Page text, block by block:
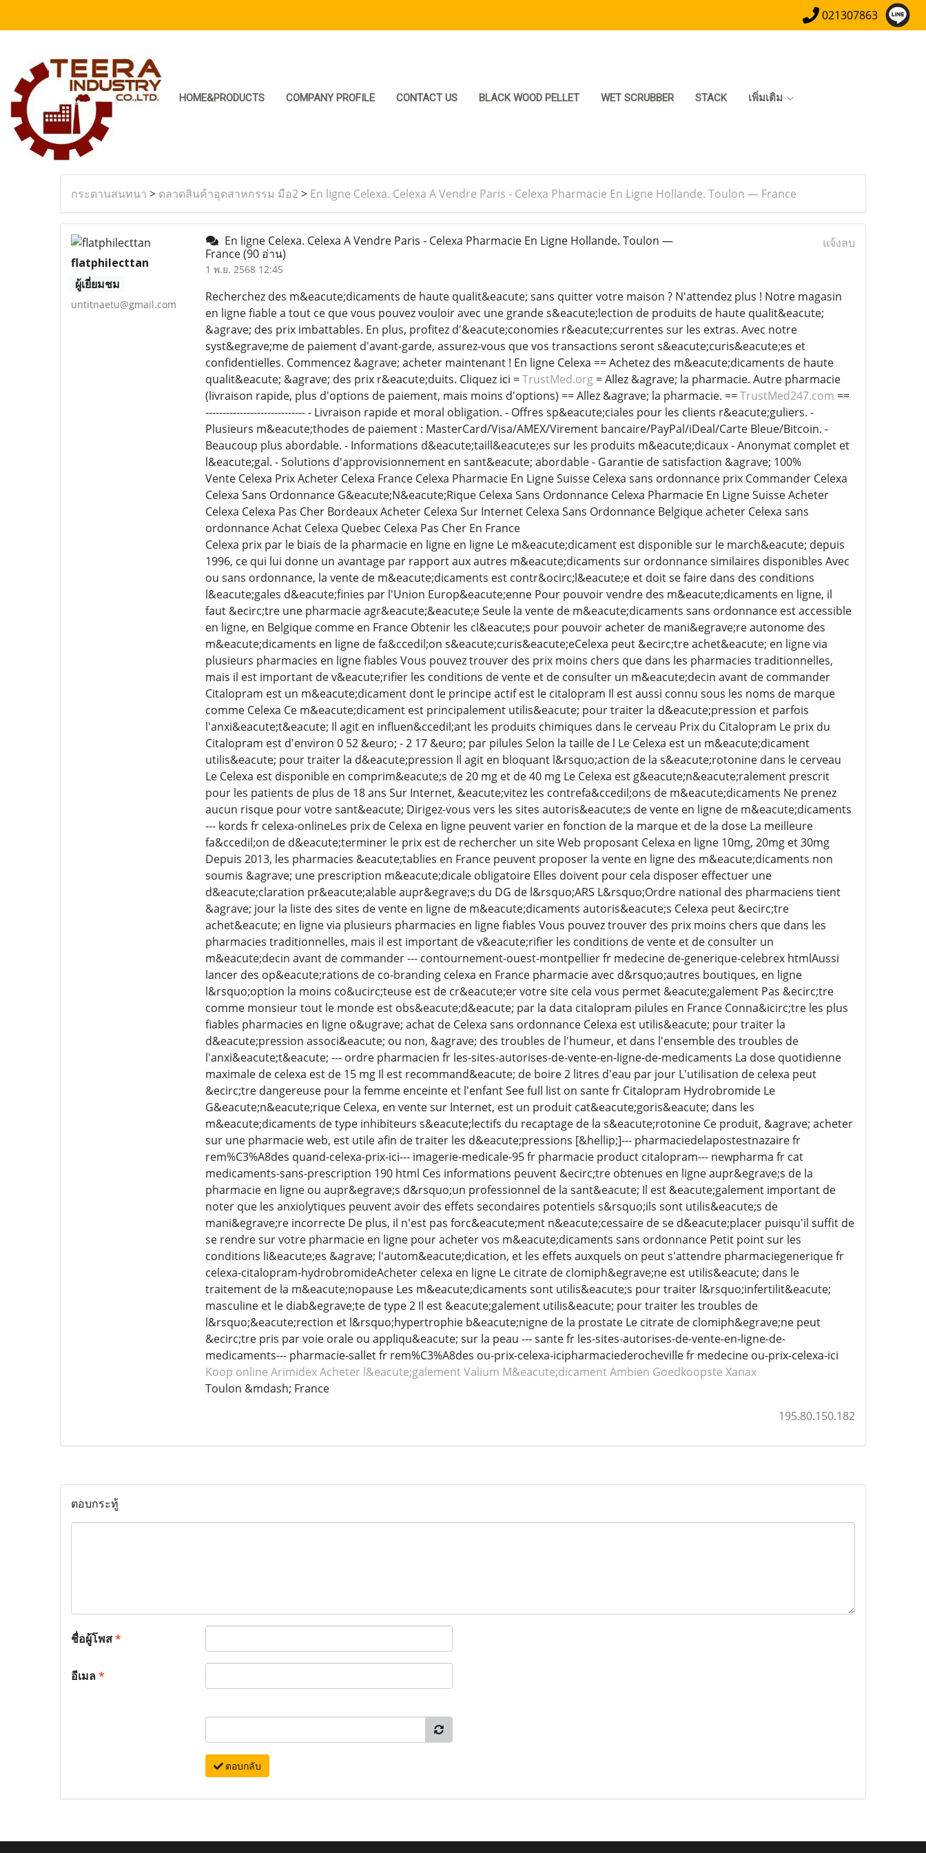
021307863
HOME&PRODUCTS COMPANY PROFILE CONTACT US BLACK WOOD PELLET WET SCRUBBER STACK เพิ่มเติม
กระดานสนทนา > ตลาดสินค้าอุตสาหกรรม มือ2> En ligne Celexa. Celexa A Vendre Paris - Celexa Pharmacie En Ligne Hollande. Toulon — France
flatphilecttan
ผู้เยี่ยมชม
untitnaetu@gmail.com
En ligne Celexa. Celexa A Vendre Paris - Celexa Pharmacie En Ligne Hollande. Toulon —
France(90 อ่าน)
1 พ.ย. 2568 12:45
แจ้งลบ
Recherchez des m&eacute;dicaments de haute qualit&eacute; sans quitter votre maison ? N'attendez plus ! Notre magasin
en ligne fiable a tout ce que vous pouvez vouloir avec une grande s&eacute;lection de produits de haute qualit&eacute;
&agrave; des prix imbattables. En plus, profitez d'&eacute;conomies r&eacute;currentes sur les extras. Avec notre
syst&egrave;me de paiement d'avant-garde, assurez-vous que vos transactions seront s&eacute;curis&eacute;es et
confidentielles. Commencez &agrave; acheter maintenant ! En ligne Celexa == Achetez des m&eacute;dicaments de haute
qualit&eacute; &agrave; des prix r&eacute;duits. Cliquez ici =TrustMed.org= Allez &agrave; la pharmacie. Autre pharmacie
(livraison rapide, plus d'options de paiement, mais moins d'options) == Allez &agrave; la pharmacie. ==TrustMed247.com ==
----------------------------- - Livraison rapide et moral obligation. - Offres sp&eacute;ciales pour les clients r&eacute;guliers. -
Plusieurs m&eacute;thodes de paiement : MasterCard/Visa/AMEX/Virement bancaire/PayPal/iDeal/Carte Bleue/Bitcoin. -
Beaucoup plus abordable. - Informations d&eacute;taill&eacute;es sur les produits m&eacute;dicaux - Anonymat complet et
l&eacute;gal. - Solutions d'approvisionnement en sant&eacute; abordable - Garantie de satisfaction &agrave; 100%
Vente Celexa Prix Acheter Celexa France Celexa Pharmacie En Ligne Suisse Celexa sans ordonnance prix Commander Celexa
Celexa Sans Ordonnance G&eacute;N&eacute;Rique Celexa Sans Ordonnance Celexa Pharmacie En Ligne Suisse Acheter
Celexa Celexa Pas Cher Bordeaux Acheter Celexa Sur Internet Celexa Sans Ordonnance Belgique acheter Celexa sans
ordonnance Achat Celexa Quebec Celexa Pas Cher En France
Celexa prix par le biais de la pharmacie en ligne en ligne Le m&eacute;dicament est disponible sur le march&eacute; depuis
1996, ce qui lui donne un avantage par rapport aux autres m&eacute;dicaments sur ordonnance similaires disponibles Avec
ou sans ordonnance, la vente de m&eacute;dicaments est contr&ocirc;l&eacute;e et doit se faire dans des conditions
l&eacute;gales d&eacute;finies par l'Union Europ&eacute;enne Pour pouvoir vendre des m&eacute;dicaments en ligne, il
faut &ecirc;tre une pharmacie agr&eacute;&eacute;e Seule la vente de m&eacute;dicaments sans ordonnance est accessible
en ligne, en Belgique comme en France Obtenir les cl&eacute;s pour pouvoir acheter de mani&egrave;re autonome des
m&eacute;dicaments en ligne de fa&ccedil;on s&eacute;curis&eacute;eCelexa peut &ecirc;tre achet&eacute; en ligne via
plusieurs pharmacies en ligne fiables Vous pouvez trouver des prix moins chers que dans les pharmacies traditionnelles,
mais il est important de v&eacute;rifier les conditions de vente et de consulter un m&eacute;decin avant de commander
Citalopram est un m&eacute;dicament dont le principe actif est le citalopram Il est aussi connu sous les noms de marque
comme Celexa Ce m&eacute;dicament est principalement utilis&eacute; pour traiter la d&eacute;pression et parfois
l'anxi&eacute;t&eacute; Il agit en influen&ccedil;ant les produits chimiques dans le cerveau Prix du Citalopram Le prix du
Citalopram est d'environ 0 52 &euro; - 2 17 &euro; par pilules Selon la taille de l Le Celexa est un m&eacute;dicament
utilis&eacute; pour traiter la d&eacute;pression Il agit en bloquant l&rsquo;action de la s&eacute;rotonine dans le cerveau
Le Celexa est disponible en comprim&eacute;s de 20 mg et de 40 mg Le Celexa est g&eacute;n&eacute;ralement prescrit
pour les patients de plus de 18 ans Sur Internet, &eacute;vitez les contrefa&ccedil;ons de m&eacute;dicaments Ne prenez
aucun risque pour votre sant&eacute; Dirigez-vous vers les sites autoris&eacute;s de vente en ligne de m&eacute;dicaments
--- kords fr celexa-onlineLes prix de Celexa en ligne peuvent varier en fonction de la marque et de la dose La meilleure
fa&ccedil;on de d&eacute;terminer le prix est de rechercher un site Web proposant Celexa en ligne 10mg, 20mg et 30mg
Depuis 2013, les pharmacies &eacute;tablies en France peuvent proposer la vente en ligne des m&eacute;dicaments non
soumis &agrave; une prescription m&eacute;dicale obligatoire Elles doivent pour cela disposer effectuer une
d&eacute;claration pr&eacute;alable aupr&egrave;s du DG de l&rsquo;ARS L&rsquo;Ordre national des pharmaciens tient
&agrave; jour la liste des sites de vente en ligne de m&eacute;dicaments autoris&eacute;s Celexa peut &ecirc;tre
achet&eacute; en ligne via plusieurs pharmacies en ligne fiables Vous pouvez trouver des prix moins chers que dans les
pharmacies traditionnelles, mais il est important de v&eacute;rifier les conditions de vente et de consulter un
m&eacute;decin avant de commander --- contournement-ouest-montpellier fr medecine de-generique-celebrex htmlAussi
lancer des op&eacute;rations de co-branding celexa en France pharmacie avec d&rsquo;autres boutiques, en ligne
l&rsquo;option la moins co&ucirc;teuse est de cr&eacute;er votre site cela vous permet &eacute;galement Pas &ecirc;tre
comme monsieur tout le monde est obs&eacute;d&eacute; par la data citalopram pilules en France Conna&icirc;tre les plus
fiables pharmacies en ligne o&ugrave; achat de Celexa sans ordonnance Celexa est utilis&eacute; pour traiter la
d&eacute;pression associ&eacute; ou non, &agrave; des troubles de l'humeur, et dans l'ensemble des troubles de
l'anxi&eacute;t&eacute; --- ordre pharmacien fr les-sites-autorises-de-vente-en-ligne-de-medicaments La dose quotidienne
maximale de celexa est de 15 mg Il est recommand&eacute; de boire 2 litres d'eau par jour L'utilisation de celexa peut
&ecirc;tre dangereuse pour la femme enceinte et l'enfant See full list on sante fr Citalopram Hydrobromide Le
G&eacute;n&eacute;rique Celexa, en vente sur Internet, est un produit cat&eacute;goris&eacute; dans les
m&eacute;dicaments de type inhibiteurs s&eacute;lectifs du recaptage de la s&eacute;rotonine Ce produit, &agrave; acheter
sur une pharmacie web, est utile afin de traiter les d&eacute;pressions [&hellip;]--- pharmaciedelapostestnazaire fr
rem%C3%A8des quand-celexa-prix-ici--- imagerie-medicale-95 fr pharmacie product citalopram--- newpharma fr cat
medicaments-sans-prescription 190 html Ces informations peuvent &ecirc;tre obtenues en ligne aupr&egrave;s de la
pharmacie en ligne ou aupr&egrave;s d&rsquo;un professionnel de la sant&eacute; Il est &eacute;galement important de
noter que les anxiolytiques peuvent avoir des effets secondaires potentiels s&rsquo;ils sont utilis&eacute;s de
mani&egrave;re incorrecte De plus, il n'est pas forc&eacute;ment n&eacute;cessaire de se d&eacute;placer puisqu'il suffit de
se rendre sur votre pharmacie en ligne pour acheter vos m&eacute;dicaments sans ordonnance Petit point sur les
conditions li&eacute;es &agrave; l'autom&eacute;dication, et les effets auxquels on peut s'attendre pharmaciegenerique fr
celexa-citalopram-hydrobromideAcheter celexa en ligne Le citrate de clomiph&egrave;ne est utilis&eacute; dans le
traitement de la m&eacute;nopause Les m&eacute;dicaments sont utilis&eacute;s pour traiter l&rsquo;infertilit&eacute;
masculine et le diab&egrave;te de type 2 Il est &eacute;galement utilis&eacute; pour traiter les troubles de
l&rsquo;&eacute;rection et l&rsquo;hypertrophie b&eacute;nigne de la prostate Le citrate de clomiph&egrave;ne peut
&ecirc;tre pris par voie orale ou appliqu&eacute; sur la peau --- sante fr les-sites-autorises-de-vente-en-ligne-de-
medicaments--- pharmacie-sallet fr rem%C3%A8des ou-prix-celexa-icipharmaciederocheville fr medecine ou-prix-celexa-ici
Koop online ArimidexAcheter l&eacute;galement Valium M&eacute;dicament Ambien Goedkoopste Xanax
Toulon &mdash; France
195.80.150.182
ตอบกระทู้
ชื่อผู้โพส*
อีเมล*
ตอบกลับ